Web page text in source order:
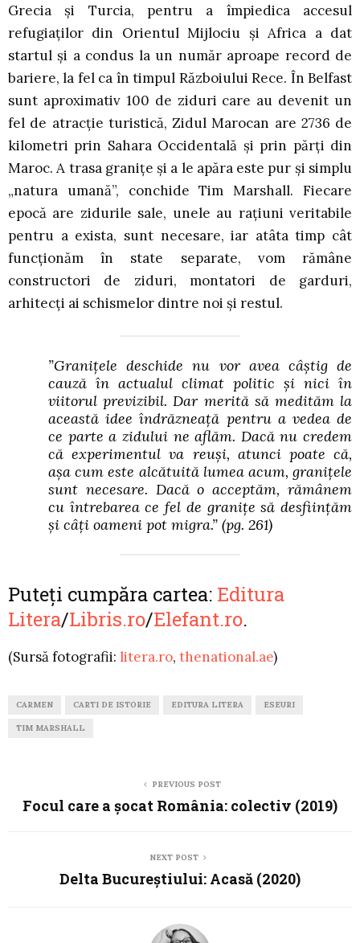
Grecia și Turcia, pentru a împiedica accesul
refugiaților din Orientul Mijlociu și Africa a dat
startul și a condus la un număr aproape record de
bariere, la fel ca în timpul Războiului Rece. În Belfast
sunt aproximativ 100 de ziduri care au devenit un
fel de atracție turistică, Zidul Marocan are 2736 de
kilometri prin Sahara Occidentală și prin părți din
Maroc. A trasa granițe și a le apăra este pur și simplu
„natura umană”, conchide Tim Marshall. Fiecare
epocă are zidurile sale, unele au rațiuni veritabile
pentru a exista, sunt necesare, iar atâta timp cât
funcționăm în state separate, vom rămâne
constructori de ziduri, montatori de garduri,
arhitecți ai schismelor dintre noi și restul.
”Granițele deschide nu vor avea câștig de
cauză în actualul climat politic și nici în
viitorul previzibil. Dar merită să medităm la
această idee îndrăzneață pentru a vedea de
ce parte a zidului ne aflăm. Dacă nu credem
că experimentul va reuși, atunci poate că,
așa cum este alcătuită lumea acum, granițele
sunt necesare. Dacă o acceptăm, rămânem
cu întrebarea ce fel de granițe să desființăm
și câți oameni pot migra.” (pg. 261)
Puteți cumpăra cartea: Editura
Litera/Libris.ro/Elefant.ro.
(Sursă fotografii: litera.ro, thenational.ae)
CARMEN CARTI DE ISTORIE EDITURA LITERA ESEURI
TIM MARSHALL
PREVIOUS POST
Focul care a șocat România: colectiv (2019)
NEXT POST
Delta Bucureștiului: Acasă (2020)